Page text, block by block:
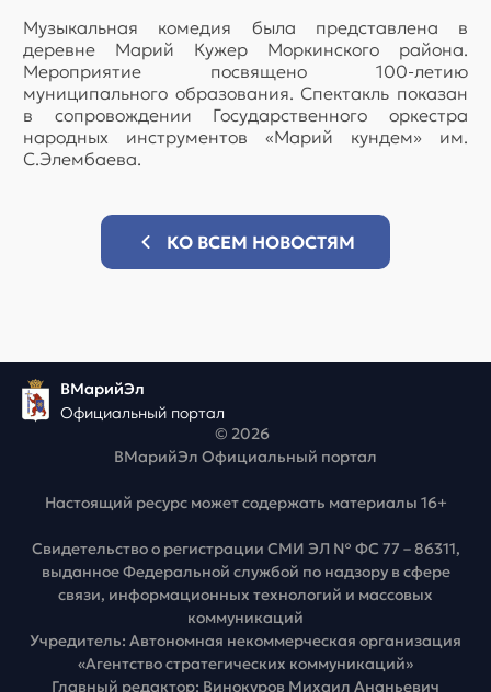
Музыкальная комедия была представлена в
деревне Марий Кужер Моркинского района.
Мероприятие посвящено 100-летию
муниципального образования. Спектакль показан
в сопровождении Государственного оркестра
народных инструментов «Марий кундем» им.
С.Элембаева.
КО ВСЕМ НОВОСТЯМ
ВМарийЭл
Официальный портал
© 2026
ВМарийЭл Официальный портал
Настоящий ресурс может содержать материалы 16+
Свидетельство о регистрации СМИ ЭЛ № ФС 77 – 86311,
выданное Федеральной службой по надзору в сфере
связи, информационных технологий и массовых
коммуникаций
Учредитель: Автономная некоммерческая организация
«Агентство стратегических коммуникаций»
Главный редактор: Винокуров Михаил Ананьевич